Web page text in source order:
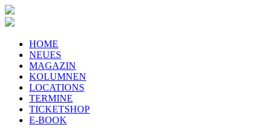
HOME
NEUES
MAGAZIN
KOLUMNEN
LOCATIONS
TERMINE
TICKETSHOP
E-BOOK